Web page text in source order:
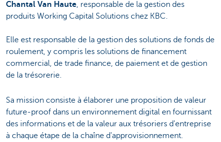
Chantal Van Haute, responsable de la gestion des
produits Working Capital Solutions chez KBC.
Elle est responsable de la gestion des solutions de fonds de
roulement, y compris les solutions de financement
commercial, de trade finance, de paiement et de gestion
de la trésorerie.
Sa mission consiste à élaborer une proposition de valeur
future-proof dans un environnement digital en fournissant
des informations et de la valeur aux trésoriers d'entreprise
à chaque étape de la chaîne d'approvisionnement.